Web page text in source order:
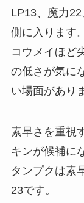
LP13、魔力
側に入ります。
コウメイほど
の低さが気に
い場面があり
素早さを重視
キンが候補に
タンプクは素
23です。